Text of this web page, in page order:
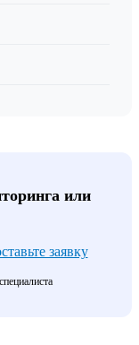
или
заявку